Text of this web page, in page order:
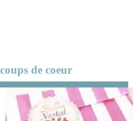
de coeur